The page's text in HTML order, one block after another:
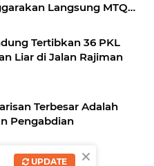
Langsung MTQ
Tertibkan 36 PKL
Liar di Jalan Rajiman
Terbesar Adalah
Pengabdian
×
UPDATE